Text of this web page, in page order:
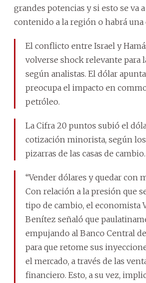
grandes potencias y si esto se va
contenido a la región o habrá una
El conflicto entre Israel y
volverse shock relevante para
según analistas. El dólar
preocupa el impacto en
petróleo.
La Cifra 20 puntos subió el
cotización minorista, según los
pizarras de las casas de cambio.
“Vender dólares y quedar con
Con relación a la presión que
tipo de cambio, el economista
Benítez señaló que
empujando al Banco Central
para que retome sus
el mercado, a través de las
financiero. Esto, a su vez,